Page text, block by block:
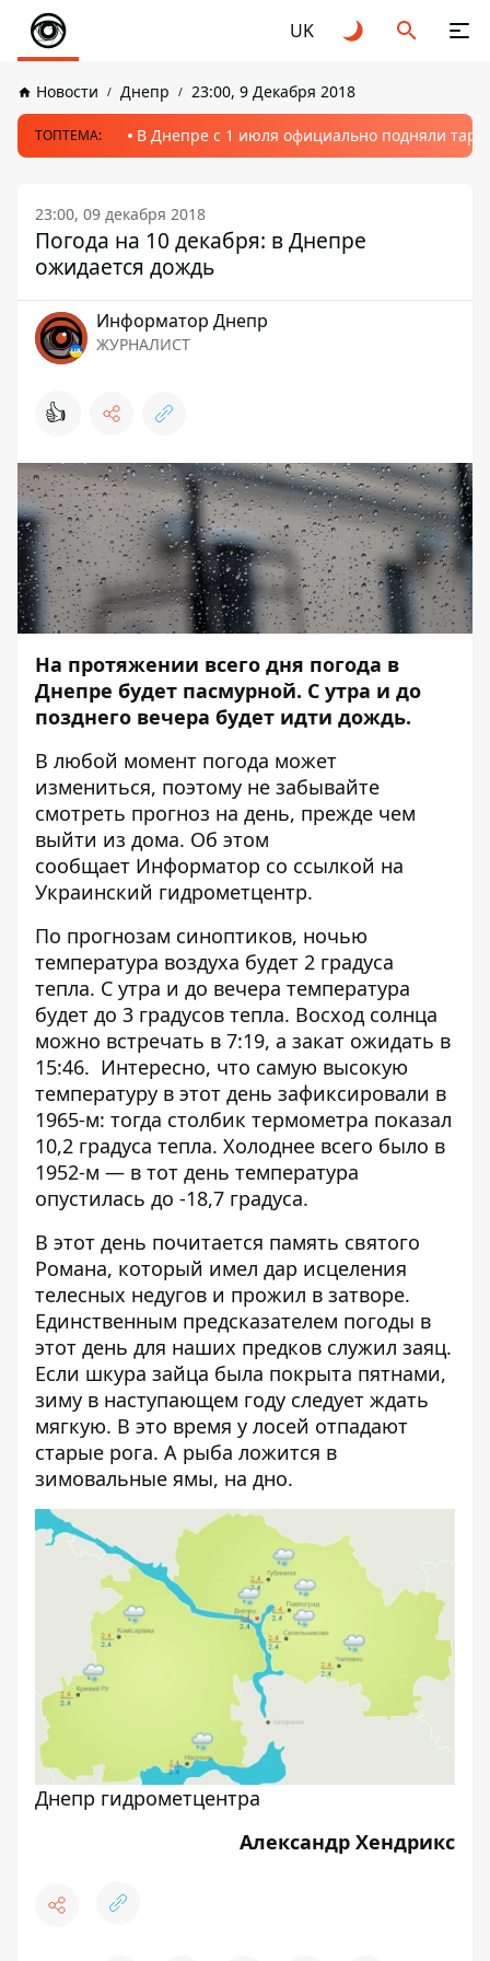
UK
Новости Днепр 23:00, 9 Декабря 2018
ТОПТЕМА: В Днепре с 1 июля официально подняли
23:00, 09 декабря 2018
Погода на 10 декабря: в Днепре
ожидается дождь
Информатор Днепр
ЖУРНАЛИСТ
👍
На протяжении всего дня погода в
Днепре будет пасмурной. С утра и до
позднего вечера будет идти дождь.
В любой момент погода может
измениться, поэтому не забывайте
смотреть прогноз на день, прежде чем
выйти из дома. Об этом
сообщает Информатор со ссылкой на
Украинский гидрометцентр.
По прогнозам синоптиков, ночью
температура воздуха будет 2 градуса
тепла. С утра и до вечера температура
будет до 3 градусов тепла. Восход солнца
можно встречать в 7:19, а закат ожидать в
15:46. Интересно, что самую высокую
температуру в этот день зафиксировали в
1965-м: тогда столбик термометра показал
10,2 градуса тепла. Холоднее всего было в
1952-м — в тот день температура
опустилась до -18,7 градуса.
В этот день почитается память святого
Романа, который имел дар исцеления
телесных недугов и прожил в затворе.
Единственным предсказателем погоды в
этот день для наших предков служил заяц.
Если шкура зайца была покрыта пятнами,
зиму в наступающем году следует ждать
мягкую. В это время у лосей отпадают
старые рога. А рыба ложится в
зимовальные ямы, на дно.
Днепр гидрометцентра
Александр Хендрикс